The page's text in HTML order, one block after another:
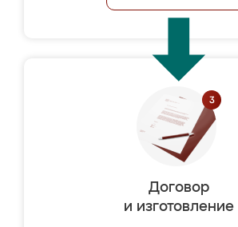
Договор
и изготовление